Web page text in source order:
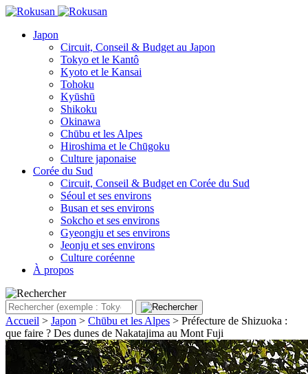
Japon
Circuit, Conseil & Budget au Japon
Tokyo et le Kantô
Kyoto et le Kansai
Tohoku
Kyūshū
Shikoku
Okinawa
Chūbu et les Alpes
Hiroshima et le Chūgoku
Culture japonaise
Corée du Sud
Circuit, Conseil & Budget en Corée du Sud
Séoul et ses environs
Busan et ses environs
Sokcho et ses environs
Gyeongju et ses environs
Jeonju et ses environs
Culture coréenne
À propos
Accueil > Japon > Chūbu et les Alpes > Préfecture de Shizuoka :
que faire ? Des dunes de Nakatajima au Mont Fuji